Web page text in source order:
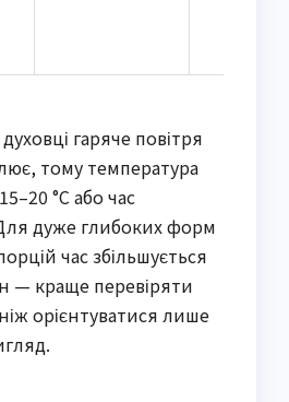
гаряче повітря
тому температура
°C або час
дуже глибоких форм
час збільшується
— краще перевіряти
орієнтуватися лише